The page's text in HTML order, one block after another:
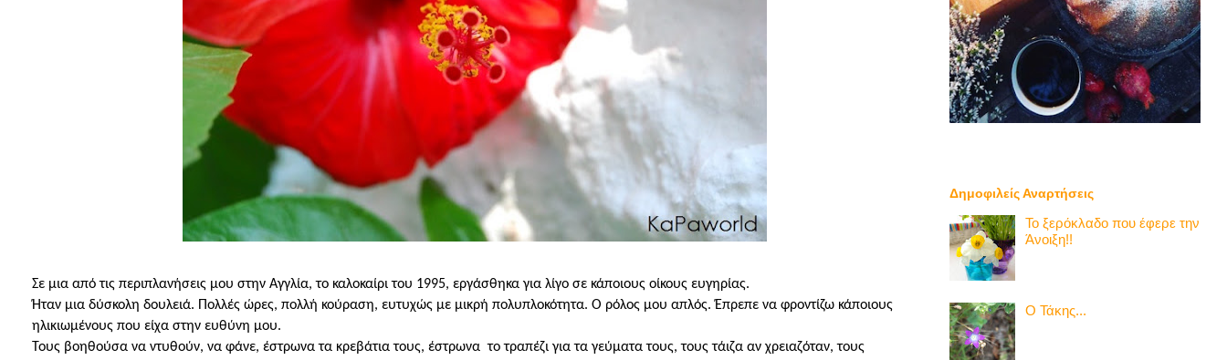
Σε μια από τις περιπλανήσεις μου στην Αγγλία, το καλοκαίρι του 1995, εργάσθηκα για λίγο σε κάποιους οίκους ευγηρίας.
Ήταν μια δύσκολη δουλειά. Πολλές ώρες, πολλή κούραση, ευτυχώς με μικρή πολυπλοκότητα. Ο ρόλος μου απλός. Έπρεπε να φροντίζω κάποιους
ηλικιωμένους που είχα στην ευθύνη μου.
Τους βοηθούσα να ντυθούν, να φάνε, έστρωνα τα κρεβάτια τους, έστρωνα το τραπέζι για τα γεύματα τους, τους τάιζα αν χρειαζόταν, τους
Δημοφιλείς Αναρτήσεις
Το ξερόκλαδο που έφερε την
Άνοιξη!!
Ο Τάκης...